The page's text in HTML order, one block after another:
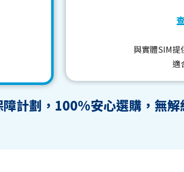
與實體SIM
適
計劃，100%安心選購，無解